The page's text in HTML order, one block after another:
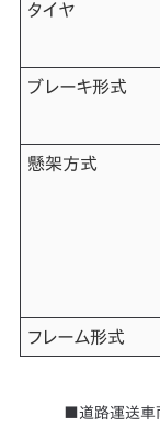
タイヤ
ブレーキ形式
懸架方式
フレーム形式
■道路運送車